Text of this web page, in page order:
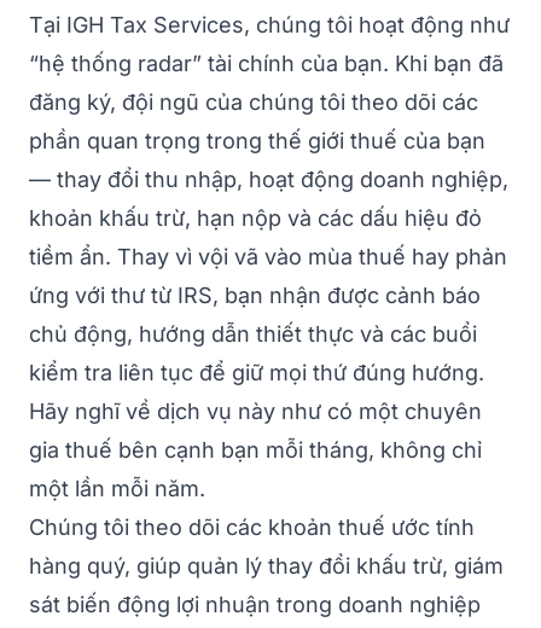
Tại IGH Tax Services, chúng tôi hoạt động như
“hệ thống radar” tài chính của bạn. Khi bạn đã
đăng ký, đội ngũ của chúng tôi theo dõi các
phần quan trọng trong thế giới thuế của bạn
— thay đổi thu nhập, hoạt động doanh nghiệp,
khoản khấu trừ, hạn nộp và các dấu hiệu đỏ
tiềm ẩn. Thay vì vội vã vào mùa thuế hay phản
ứng với thư từ IRS, bạn nhận được cảnh báo
chủ động, hướng dẫn thiết thực và các buổi
kiểm tra liên tục để giữ mọi thứ đúng hướng.
Hãy nghĩ về dịch vụ này như có một chuyên
gia thuế bên cạnh bạn mỗi tháng, không chỉ
một lần mỗi năm.
Chúng tôi theo dõi các khoản thuế ước tính
hàng quý, giúp quản lý thay đổi khấu trừ, giám
sát biến động lợi nhuận trong doanh nghiệp